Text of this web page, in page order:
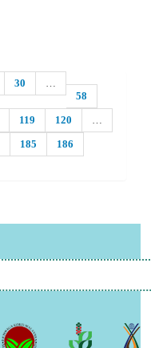
30
…
58
119 120
…
185
186